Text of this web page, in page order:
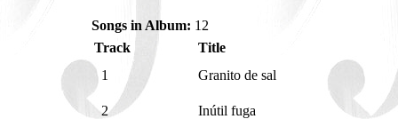
Songs in Album: 12
Track
Title
1
Granito de sal
2 Inútil fuga